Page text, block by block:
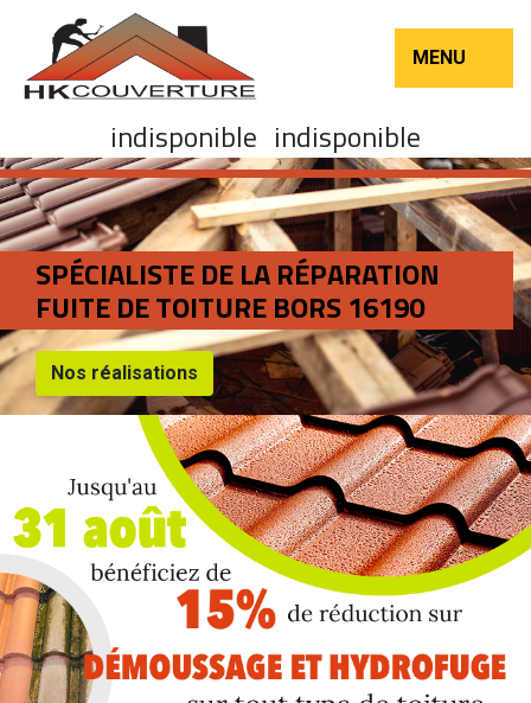
MENU
indisponible indisponible
SPÉCIALISTE DE LA RÉPARATION
FUITE DE TOITURE BORS 16190
Nos réalisations